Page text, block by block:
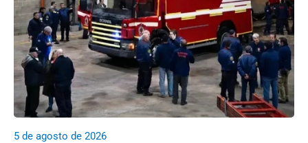
5 de agosto de 2026